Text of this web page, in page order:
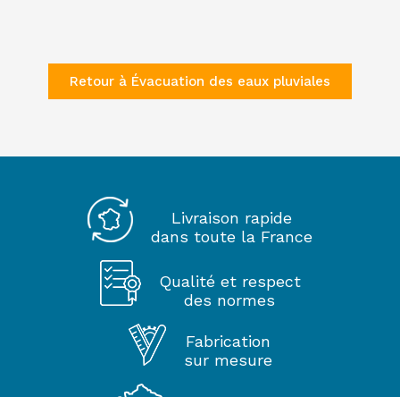
Retour à Évacuation des eaux pluviales
Livraison rapide
dans toute la France
Qualité et respect
des normes
Fabrication
sur mesure